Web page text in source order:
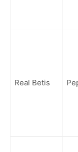
Real Betis